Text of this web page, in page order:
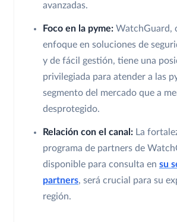
avanzadas.
Foco en la pyme: WatchGuard,
enfoque en soluciones de
y de fácil gestión, tiene una
privilegiada para atender a las
segmento del mercado que a
desprotegido.
Relación con el canal: La
programa de partners de
disponible para consulta en su
partners, será crucial para su
región.